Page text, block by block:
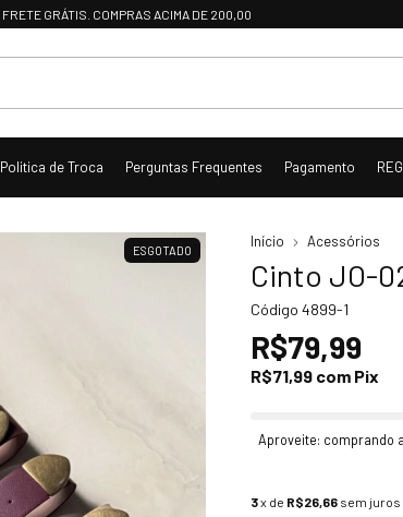
DESCONTO DE 10% NO PIX
Politica de Troca Perguntas Frequentes Pagamento
ESGOTADO
Início Acessórios
Cinto JO-
Código 4899-1
R$79,99
R$71,99 com Pix
Aproveite: comprando
3x de R$26,66 sem juros